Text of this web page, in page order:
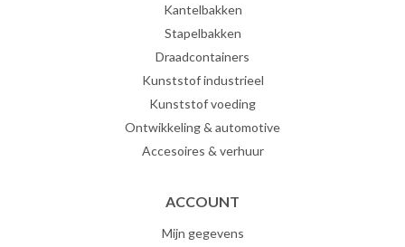
Kantelbakken
Stapelbakken
Draadcontainers
Kunststof industrieel
Kunststof voeding
Ontwikkeling & automotive
Accesoires & verhuur
ACCOUNT
Mijn gegevens